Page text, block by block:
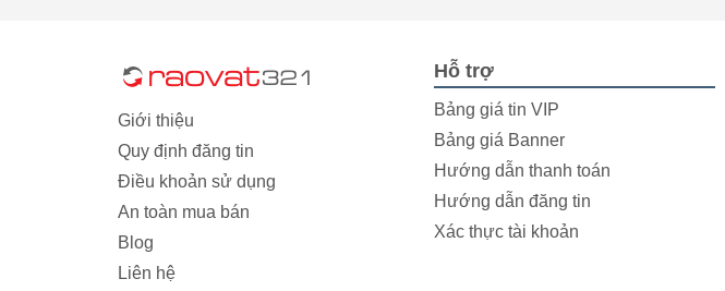
Giới thiệu
Quy định đăng tin
Điều khoản sử dụng
An toàn mua bán
Blog
Liên hệ
Hỗ trợ
Bảng giá tin VIP
Bảng giá Banner
Hướng dẫn thanh toán
Hướng dẫn đăng tin
Xác thực tài khoản